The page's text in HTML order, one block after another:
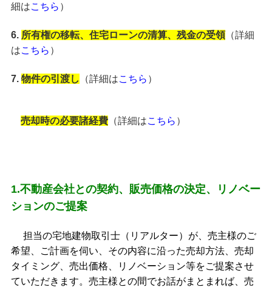
細はこちら ）
6. 所有権の移転、住宅ローンの清算、残金の受領（詳細
はこちら ）
7. 物件の引渡し （詳細はこちら ）
売却時の必要諸経費（詳細はこちら ）
1.不動産会社との契約、販売価格の決定、リノベー
ションのご提案
担当の宅地建物取引士（リアルター）が、売主様のご
希望、ご計画を伺い、その内容に沿った売却方法、売却
タイミング、売出価格、リノベーション等をご提案させ
ていただきます。売主様との間でお話がまとまれば、売